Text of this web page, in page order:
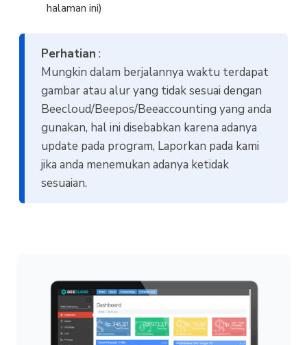
halaman ini)
Perhatian :
Mungkin dalam berjalannya waktu terdapat
gambar atau alur yang tidak sesuai dengan
Beecloud/Beepos/Beeaccounting yang anda
gunakan, hal ini disebabkan karena adanya
update pada program, Laporkan pada kami
jika anda menemukan adanya ketidak
sesuaian.